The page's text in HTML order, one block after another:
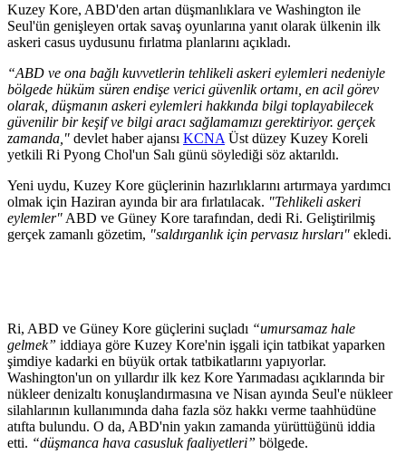
Kuzey Kore, ABD'den artan düşmanlıklara ve Washington ile
Seul'ün genişleyen ortak savaş oyunlarına yanıt olarak ülkenin ilk
askeri casus uydusunu fırlatma planlarını açıkladı.
“ABD ve ona bağlı kuvvetlerin tehlikeli askeri eylemleri nedeniyle
bölgede hüküm süren endişe verici güvenlik ortamı, en acil görev
olarak, düşmanın askeri eylemleri hakkında bilgi toplayabilecek
güvenilir bir keşif ve bilgi aracı sağlamamızı gerektiriyor. gerçek
zamanda," devlet haber ajansı KCNA Üst düzey Kuzey Koreli
yetkili Ri Pyong Chol'un Salı günü söylediği söz aktarıldı.
Yeni uydu, Kuzey Kore güçlerinin hazırlıklarını artırmaya yardımcı
olmak için Haziran ayında bir ara fırlatılacak. "Tehlikeli askeri
eylemler" ABD ve Güney Kore tarafından, dedi Ri. Geliştirilmiş
gerçek zamanlı gözetim, "saldırganlık için pervasız hırsları" ekledi.
Ri, ABD ve Güney Kore güçlerini suçladı “umursamaz hale
gelmek” iddiaya göre Kuzey Kore'nin işgali için tatbikat yaparken
şimdiye kadarki en büyük ortak tatbikatlarını yapıyorlar.
Washington'un on yıllardır ilk kez Kore Yarımadası açıklarında bir
nükleer denizaltı konuşlandırmasına ve Nisan ayında Seul'e nükleer
silahlarının kullanımında daha fazla söz hakkı verme taahhüdüne
atıfta bulundu. O da, ABD'nin yakın zamanda yürüttüğünü iddia
etti. “düşmanca hava casusluk faaliyetleri” bölgede.